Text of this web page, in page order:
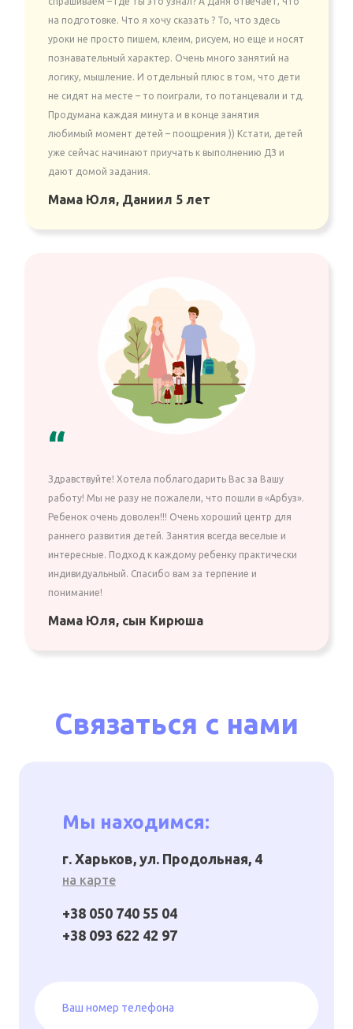
на подготовке. Что я хочу сказать ? То, что здесь
уроки не просто пишем, клеим, рисуем, но еще и носят
познавательный характер. Очень много занятий на
логику, мышление. И отдельный плюс в том, что дети
не сидят на месте – то поиграли, то потанцевали и тд.
Продумана каждая минута и в конце занятия
любимый момент детей – поощрения )) Кстати, детей
уже сейчас начинают приучать к выполнению ДЗ и
дают домой задания.
Мама Юля, Даниил 5 лет
“
Здравствуйте! Хотела поблагодарить Вас за Вашу
работу! Мы не разу не пожалели, что пошли в «Арбуз».
Ребенок очень доволен!!! Очень хороший центр для
раннего развития детей. Занятия всегда веселые и
интересные. Подход к каждому ребенку практически
индивидуальный. Спасибо вам за терпение и
понимание!
Мама Юля, сын Кирюша
Связаться с нами
Мы находимся:
г. Харьков, ул. Продольная, 4
на карте
+38 050 740 55 04
+38 093 622 42 97